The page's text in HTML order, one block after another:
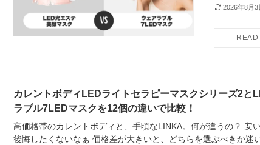
2026年8月3
カレントボディLEDライトセラピーマスクシリーズ2と
ラブル7LEDマスクを12個の違いで比較！
高価格帯のカレントボディと、手頃なLINKA。何が違うの？ 安
後悔したくないなぁ 価格差が大きいと、どちらを選ぶべきか迷